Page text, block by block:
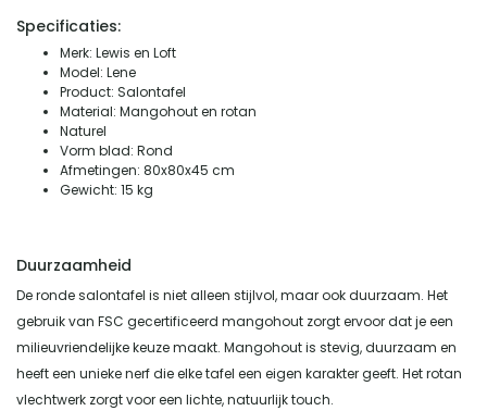
Specificaties:
Merk: Lewis en Loft
Model: Lene
Product: Salontafel
Material: Mangohout en rotan
Naturel
Vorm blad: Rond
Afmetingen: 80x80x45 cm
Gewicht: 15 kg
Duurzaamheid
De ronde salontafel is niet alleen stijlvol, maar ook duurzaam. Het
gebruik van FSC gecertificeerd mangohout zorgt ervoor dat je een
milieuvriendelijke keuze maakt. Mangohout is stevig, duurzaam en
heeft een unieke nerf die elke tafel een eigen karakter geeft. Het rotan
vlechtwerk zorgt voor een lichte, natuurlijk touch.